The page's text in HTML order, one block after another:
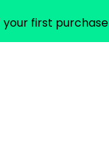
your first purchase